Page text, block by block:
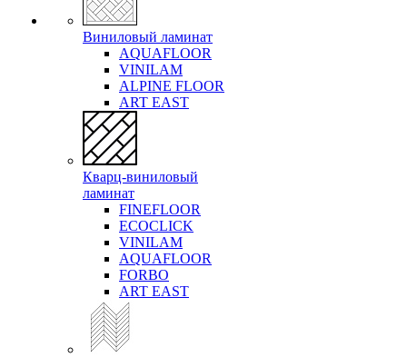
Виниловый ламинат
AQUAFLOOR
VINILAM
ALPINE FLOOR
ART EAST
Кварц-виниловый
ламинат
FINEFLOOR
ECOCLICK
VINILAM
AQUAFLOOR
FORBO
ART EAST